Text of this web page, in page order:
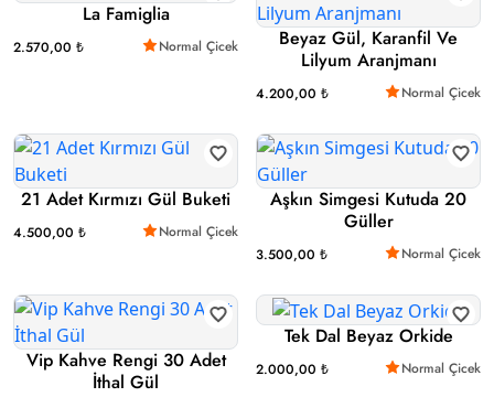
La Famiglia
2.570,00 ₺ Normal Çicek
Beyaz Gül, Karanfil Ve
Lilyum Aranjmanı
4.200,00 ₺ Normal Çicek
21 Adet Kırmızı Gül Buketi
4.500,00 ₺ Normal Çicek
Aşkın Simgesi Kutuda 20
Güller
3.500,00 ₺ Normal Çicek
Vip Kahve Rengi 30 Adet
İthal Gül
Tek Dal Beyaz Orkide
2.000,00 ₺ Normal Çicek